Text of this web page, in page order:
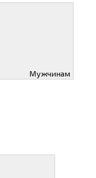
Мужчинам